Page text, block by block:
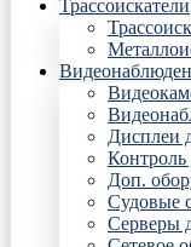
Трассоискатели
Дисплеи
Контроль
Доп.
Судовые
Серверы